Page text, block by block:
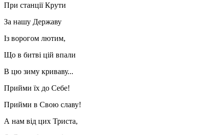
При станції Крути
За нашу Державу
Із ворогом лютим,
Що в битві цій впали
В цю зиму криваву...
Прийми їх до Себе!
Прийми в Свою славу!
А нам від цих Триста,